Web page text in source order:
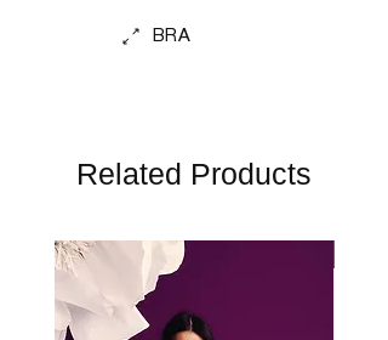
BRA
Related Products